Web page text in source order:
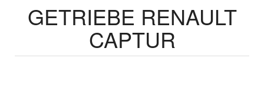
GETRIEBE RENAULT
CAPTUR